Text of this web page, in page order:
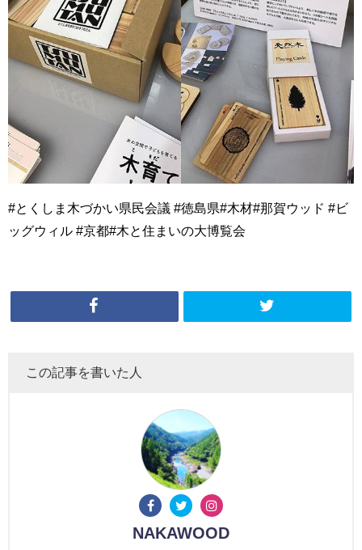
#とくしま木づかい県民会議 #徳島県#木材#那賀ウッド #ビ
ッグウィル #京都#木と住まいの大博覧会
この記事を書いた人
NAKAWOOD